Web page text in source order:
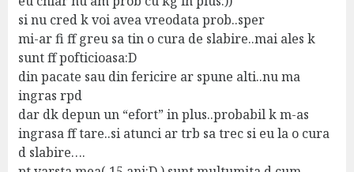
:
si nu cred k voi avea vreodata prob..sper
mi-ar fi ff greu sa tin o cura de slabire..mai ales k
sunt ff pofticioasa:D
din pacate sau din fericire ar spune alti..nu ma
ingras rpd
dar dk depun un “efort” in plus..probabil k m-as
ingrasa ff tare..si atunci ar trb sa trec si eu la o cura
d slabire….